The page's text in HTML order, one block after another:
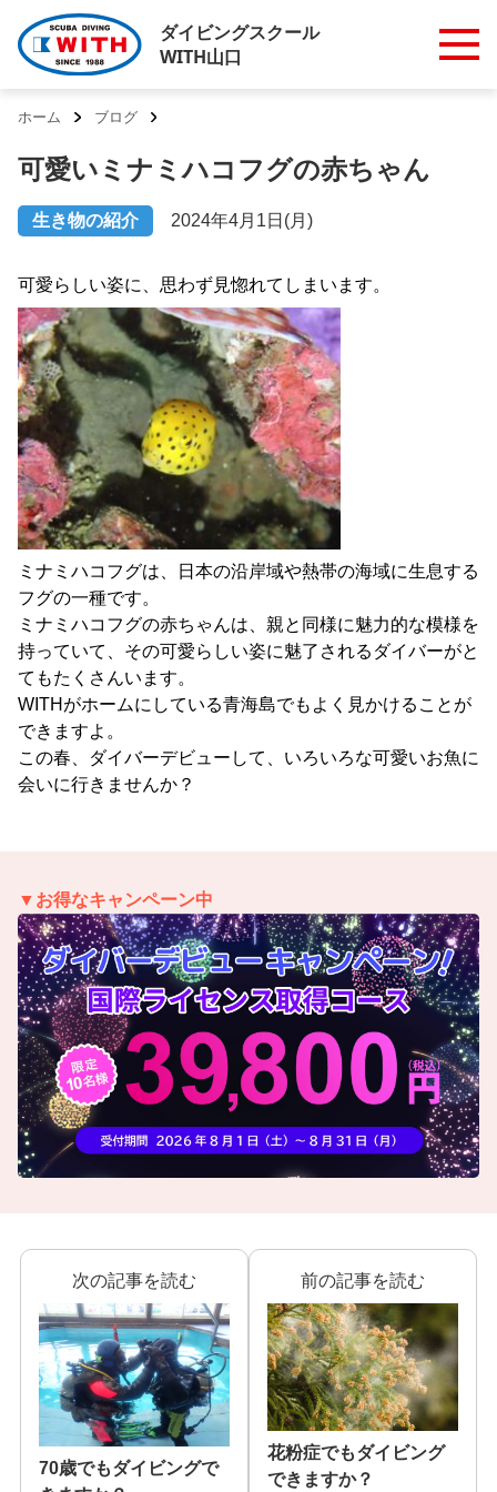
ダイビングスクール
WITH山口
ホーム ブログ
可愛いミナミハコフグの赤ちゃん
生き物の紹介 2024年4月1日(月)
可愛らしい姿に、思わず見惚れてしまいます。
ミナミハコフグは、日本の沿岸域や熱帯の海域に生息する
フグの一種です。
ミナミハコフグの赤ちゃんは、親と同様に魅力的な模様を
持っていて、その可愛らしい姿に魅了されるダイバーがと
てもたくさんいます。
WITHがホームにしている青海島でもよく見かけることが
できますよ。
この春、ダイバーデビューして、いろいろな可愛いお魚に
会いに行きませんか？
▼お得なキャンペーン中
次の記事を読む
70歳でもダイビングで
前の記事を読む
花粉症でもダイビング
できますか？